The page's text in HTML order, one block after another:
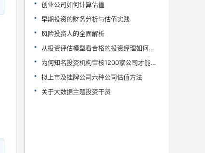
创业公司如何计算估值
早期投资的财务分析与估值实践
风险投资人的全面解析
从投资评估模型看合格的投资经理如何炼成
为何知名投资机构审核1200家公司才能投10家?
拟上市及挂牌公司六种公司估值方法
关于大数据主题投资干货